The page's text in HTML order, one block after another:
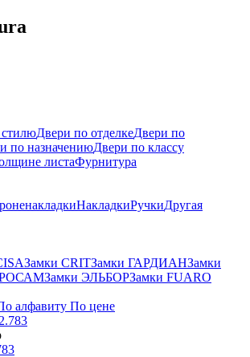
Двери по отделкеДвери по
по назначениюДвери по классу
листаФурнитура
НакладкиРучкиДругая
Замки CRITЗамки ГАРДИАНЗамки
Замки ЭЛЬБОРЗамки FUARO
алфавиту По цене